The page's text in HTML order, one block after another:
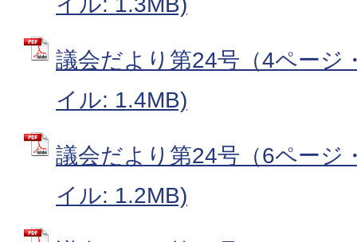
議会だより第24号（4ページ
イル: 1.4MB)
議会だより第24号（6ページ
イル: 1.2MB)